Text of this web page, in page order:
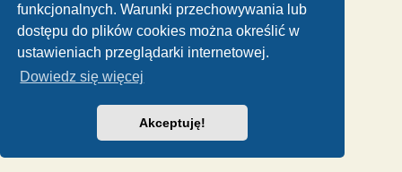
funkcjonalnych. Warunki przechowywania lub
dostępu do plików cookies można określić w
ustawieniach przeglądarki internetowej.
Dowiedz się więcej
Akceptuję!